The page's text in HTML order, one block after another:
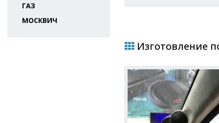
ГАЗ
МОСКВИЧ
Изготовление